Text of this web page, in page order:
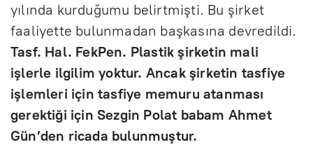
yılında kurduğumu belirtmişti. Bu şirket
faaliyette bulunmadan başkasına devredildi.
Tasf. Hal. FekPen. Plastik şirketin mali
işlerle ilgilim yoktur. Ancak şirketin tasfiye
işlemleri için tasfiye memuru atanması
gerektiği için Sezgin Polat babam Ahmet
Gün’den ricada bulunmuştur.